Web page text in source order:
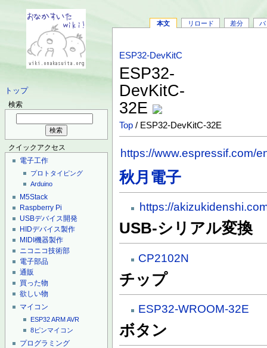
トップ
検索
クイックアクセス
電子工作
プロトタイピング
Arduino
M5Stack
Raspberry Pi
USBデバイス開発
HIDデバイス製作
MIDI機器製作
ニコニコ技術部
電子部品
通販
買った物
欲しい物
マイコン
ESP32ARMAVR
8ピンマイコン
プログラミング
本文 リロード 差分 バ
ESP32-DevKitC
ESP32-
DevKitC-
32E
Top / ESP32-DevKitC-32E
https://www.espressif.com/
秋月電子
https://
USB-シリアル変換
CP2102N
チップ
ESP32-WROOM-32E
ボタン